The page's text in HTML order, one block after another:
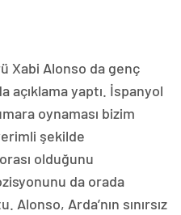
Xabi Alonso da genç
açıklama yaptı. İspanyol
oynaması bizim
şekilde
olduğunu
da orada
Arda’nın sınırsız